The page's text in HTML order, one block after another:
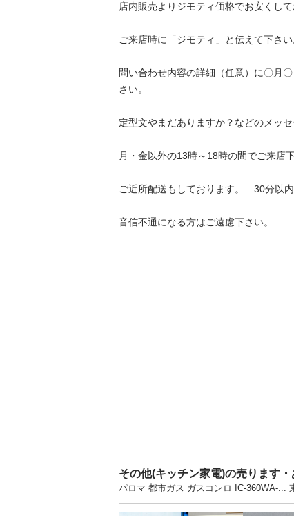
店内販売よりジモティ価格でお安くして
ご来店時に「ジモティ」と伝えて下さ
問い合わせ内容の詳細（任意）に〇月
さい。
定型文やまだありますか？などのメッセ
月・金以外の13時～18時の間でご来店下
ご近所配送もしております。　30分以
音信不通になる方はご遠慮下さい。
その他(キッチン家電)の売ります
パロマ 都市ガス ガスコンロ IC-360WA-...